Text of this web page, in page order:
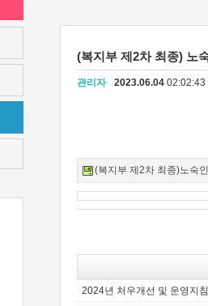
(복지부 제2차 최종) 노
관리자 2023.06.04 02:02:43
(복지부 제2차 최종)노숙
2024년 처우개선 및 운영지